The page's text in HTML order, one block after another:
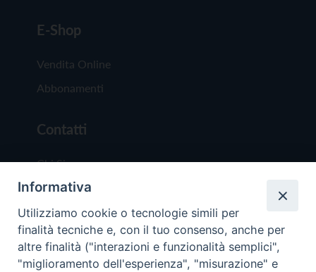
E-Shop
Vendita Online
Abbonamenti
Contatti
Chi Siamo
Redazione
Scrivici
Informativa
Utilizziamo cookie o tecnologie simili per
finalità tecniche e, con il tuo consenso, anche per
altre finalità ("interazioni e funzionalità semplici",
"miglioramento dell'esperienza", "misurazione" e